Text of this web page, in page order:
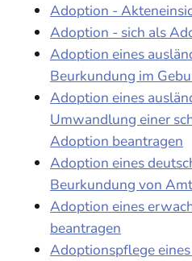
Adoption -
Adoption - sich als
Adoption eines
Beurkundung im
Adoption eines
Umwandlung einer
Adoption beantragen
Adoption eines
Beurkundung von
Adoption eines
beantragen
Adoptionspflege